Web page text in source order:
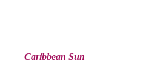
Caribbean Sun